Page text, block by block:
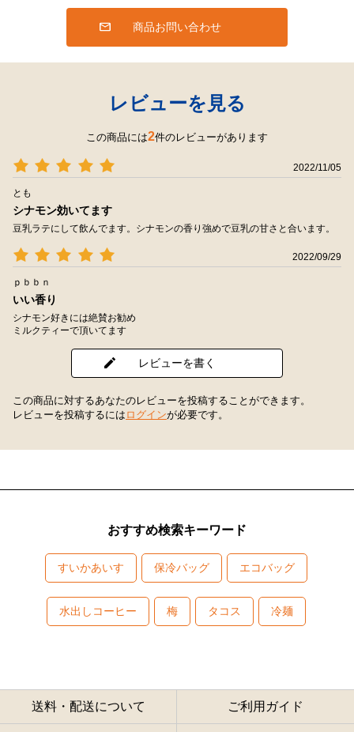
商品お問い合わせ
レビューを見る
この商品には2件のレビューがあります
2022/11/05
とも
シナモン効いてます
豆乳ラテにして飲んでます。シナモンの香り強めで豆乳の甘さと合います。
2022/09/29
ｐｂｂｎ
いい香り
シナモン好きには絶賛お勧め
ミルクティーで頂いてます
レビューを書く
この商品に対するあなたのレビューを投稿することができます。
レビューを投稿するには ログインが必要です。
おすすめ検索キーワード
すいかあいす 保冷バッグ エコバッグ
水出しコーヒー 梅 タコス 冷麺
送料・配送について ご利用ガイド